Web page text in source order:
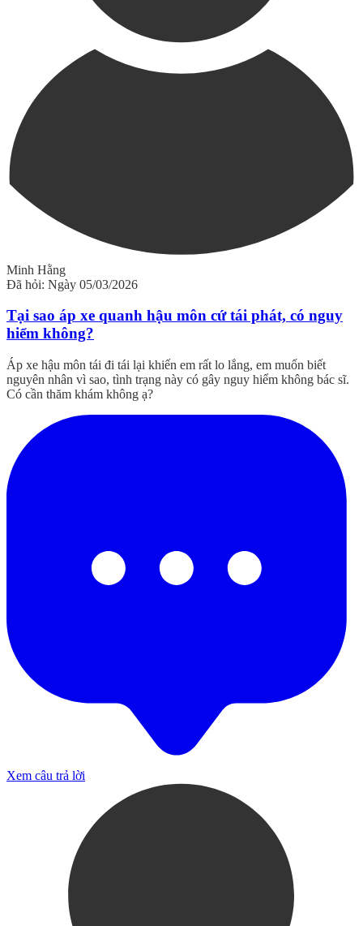
Minh Hằng
Đã hỏi: Ngày 05/03/2026
Tại sao áp xe quanh hậu môn cứ tái phát, có nguy
hiểm không?
Áp xe hậu môn tái đi tái lại khiến em rất lo lắng, em muốn biết
nguyên nhân vì sao, tình trạng này có gây nguy hiểm không bác sĩ.
Có cần thăm khám không ạ?
Xem câu trả lời